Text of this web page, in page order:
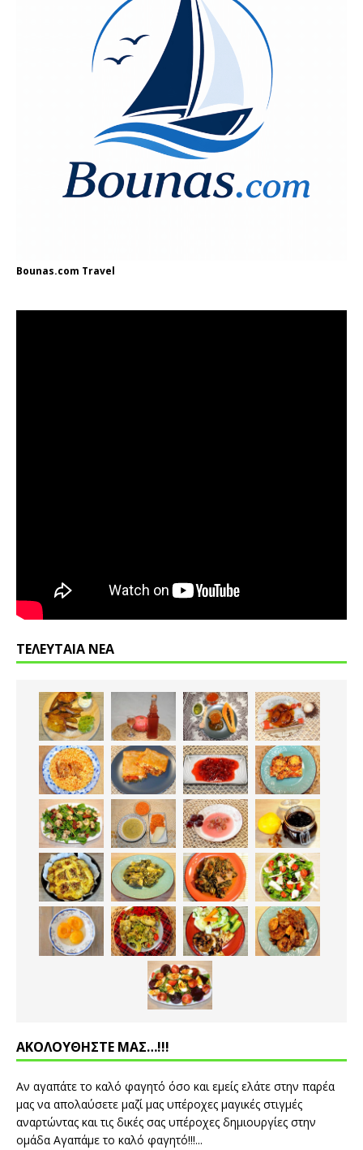
Bounas.com Travel
ΤΕΛΕΥΤΑΙΑ ΝΕΑ
ΑΚΟΛΟΥΘΗΣΤΕ ΜΑΣ…!!!
Αν αγαπάτε το καλό φαγητό όσο και εμείς ελάτε στην παρέα
μας να απολαύσετε μαζί μας υπέροχες μαγικές στιγμές
αναρτώντας και τις δικές σας υπέροχες δημιουργίες στην
ομάδα Αγαπάμε το καλό φαγητό!!!...